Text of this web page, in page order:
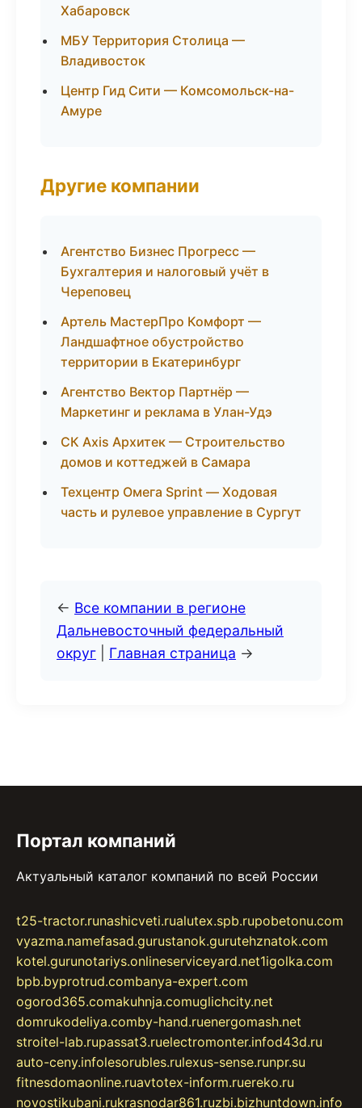
Хабаровск
МБУ Территория Столица —
Владивосток
Центр Гид Сити — Комсомольск-на-
Амуре
Другие компании
Агентство Бизнес Прогресс —
Бухгалтерия и налоговый учёт в
Череповец
Артель МастерПро Комфорт —
Ландшафтное обустройство
территории в Екатеринбург
Агентство Вектор Партнёр —
Маркетинг и реклама в Улан-Удэ
СК Axis Архитек — Строительство
домов и коттеджей в Самара
Техцентр Омега Sprint — Ходовая
часть и рулевое управление в Сургут
← Все компании в регионе
Дальневосточный федеральный
округ
Главная страница →
Портал компаний
Актуальный каталог компаний по всей России
t25-tractor.runashicveti.rualutex.spb.rupobetonu.com
vyazma.namefasad.gurustanok.gurutehznatok.com
kotel.gurunotariys.onlineserviceyard.net1igolka.com
bpb.byprotrud.combanya-expert.com
ogorod365.comakuhnja.comuglichcity.net
domrukodeliya.comby-hand.ruenergomash.net
stroitel-lab.rupassat3.ruelectromonter.infod43d.ru
auto-ceny.infolesorubles.rulexus-sense.runpr.su
fitnesdomaonline.ruavtotex-inform.ruereko.ru
novostikubani.rukrasnodar861.ruzbi.bizhuntdown.info